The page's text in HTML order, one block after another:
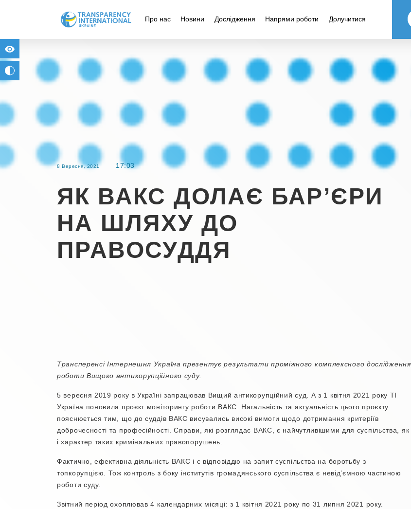
Про нас Новини Дослідження Напрями роботи Долучитися
8 Вересня, 2021 17:03
ЯК ВАКС ДОЛАЄ БАР’ЄРИ
НА ШЛЯХУ ДО
ПРАВОСУДДЯ
Трансперенсі Інтернешнл Україна презентує результати проміжного комплексного дослідження
роботи Вищого антикорупційного суду.
5 вересня 2019 року в Україні запрацював Вищий антикорупційний суд. А з 1 квітня 2021 року ТІ
Україна поновила проєкт моніторингу роботи ВАКС. Нагальність та актуальність цього проєкту
пояснюється тим, що до суддів ВАКС висувались високі вимоги щодо дотримання критеріїв
доброчесності та професійності. Справи, які розглядає ВАКС, є найчутливішими для суспільства, як
і характер таких кримінальних правопорушень.
Фактично, ефективна діяльність ВАКС і є відповіддю на запит суспільства на боротьбу з
топкорупцією. Тож контроль з боку інститутів громадянського суспільства є невід’ємною частиною
роботи суду.
Звітний період охоплював 4 календарних місяці: з 1 квітня 2021 року по 31 липня 2021 року.